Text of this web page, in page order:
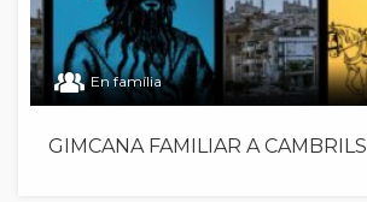
En família
GIMCANA FAMILIAR A CAMBRILS